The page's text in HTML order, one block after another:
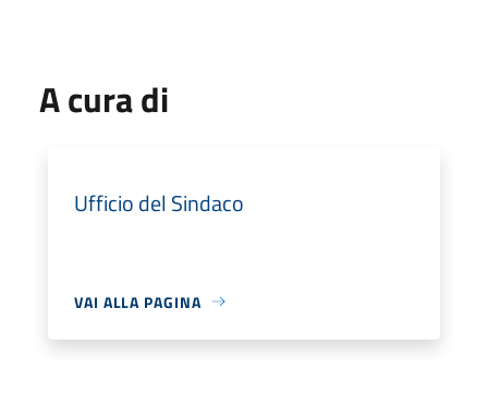
A cura di
Ufficio del Sindaco
VAI ALLA PAGINA